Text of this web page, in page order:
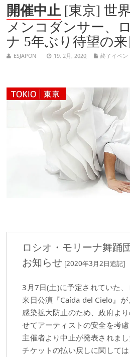
開催中止 [東京] 世
メンコダンサー、
ナ 5年ぶり待望の
ESJAPON 19, 2月, 2020 終了イベン
ロシオ・モリーナ舞踊
お知らせ [2020年3月2日追記]
3月7日(土)に予定されていた
来日公演『Caída del Cielo』
感染拡大防止のため、政府よ
せてアーティストの安全を考
主催者より中止が発表されまし
チケットの払い戻しに関しては